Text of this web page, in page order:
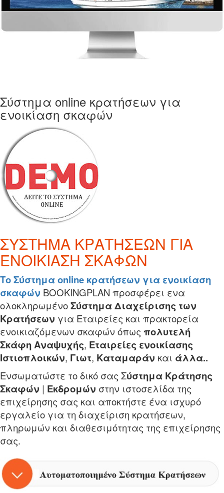
Σύστημα online κρατήσεων για
ενοικίαση σκαφών
ΣΥΣΤΗΜΑ ΚΡΑΤΗΣΕΩΝ ΓΙΑ
ΕΝΟΙΚΙΑΣΗ ΣΚΑΦΩΝ
Το Σύστημα online κρατήσεων για ενοικίαση
σκαφών ΒOOKINGPLAN προσφέρει ενα
ολοκληρωμένοΣύστημα Διαχείρισης των
Κρατήσεων για Εταιρείες και πρακτορεία
ενοικιαζόμενων σκαφών όπως πολυτελή
Σκάφη Αναψυχής, Εταιρείες ενοικίασης
Ιστιοπλοικών, Γιωτ, Καταμαράν και άλλα..
Ενσωματώστε το δικό σας Σύστημα Κράτησης
Σκαφών | Εκδρομών στην ιστοσελίδα της
επιχείρησης σας και αποκτήστε ένα ισχυρό
εργαλείο για τη διαχείριση κρατήσεων,
πληρωμών και διαθεσιμότητας της επιχείρησης
σας.